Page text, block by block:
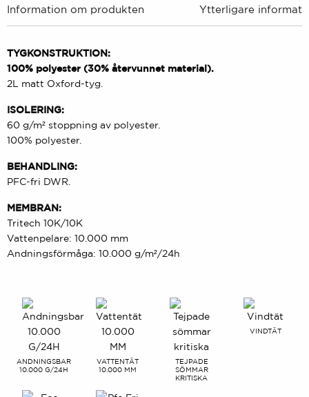
Information om produkten Ytterligare
TYGKONSTRUKTION:
100% polyester (30% återvunnet material).
2L matt Oxford-tyg.
ISOLERING:
60 g/m² stoppning av polyester.
100% polyester.
BEHANDLING:
PFC-fri DWR.
MEMBRAN:
Tritech 10K/10K
Vattenpelare: 10.000 mm
Andningsförmåga: 10.000 g/m²/24h
ANDNINGSBAR
10.000 G/24H
VATTENTÄT
10.000 MM
TEJPADE
SÖMMAR
KRITISKA
VINDTÄT